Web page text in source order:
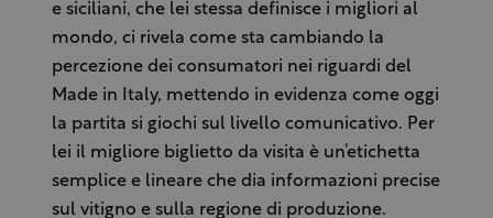
e siciliani, che lei stessa definisce i migliori al
mondo, ci rivela come sta cambiando la
percezione dei consumatori nei riguardi del
Made in Italy, mettendo in evidenza come oggi
la partita si giochi sul livello comunicativo. Per
lei il migliore biglietto da visita è un’etichetta
semplice e lineare che dia informazioni precise
sul vitigno e sulla regione di produzione.